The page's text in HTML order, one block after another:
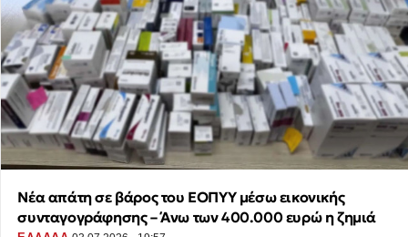
Νέα απάτη σε βάρος του ΕΟΠΥΥ μέσω εικονικής
συνταγογράφησης – Άνω των 400.000 ευρώ η ζημιά